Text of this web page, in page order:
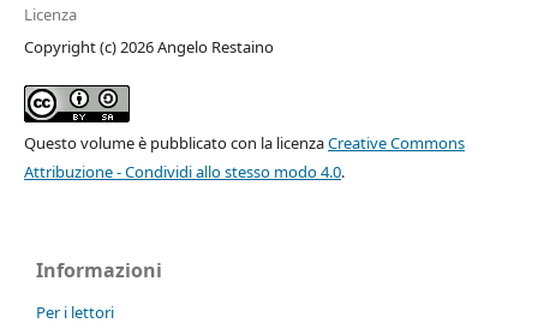
Licenza
Copyright (c) 2026 Angelo Restaino
Questo volume è pubblicato con la licenzaCreative Commons
Attribuzione - Condividi allo stesso modo 4.0.
Informazioni
Per i lettori